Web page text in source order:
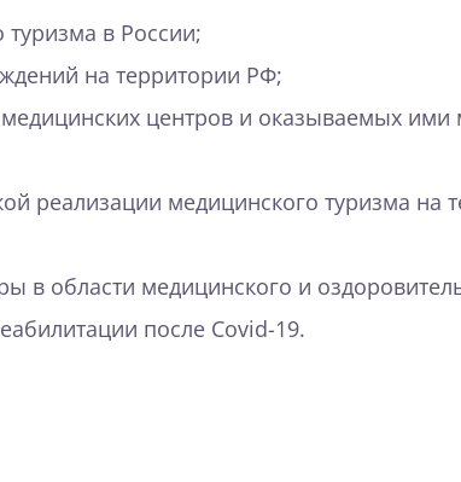
в России;
на территории РФ;
центров и оказываемых ими
реализации медицинского туризма на
в области медицинского и
после Covid-19.